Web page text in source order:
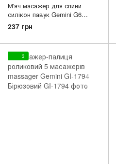
М'яч масажер для спини
силікон павук Gemini G6
Блакитний
237 грн
3